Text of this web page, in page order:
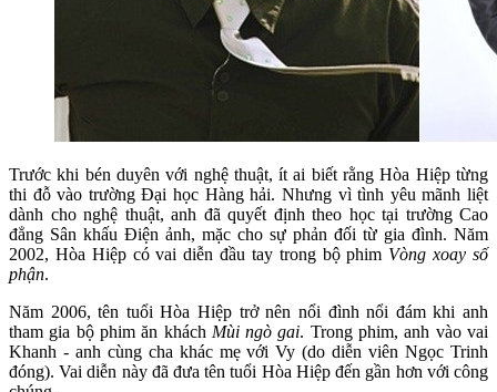
Trước khi bén duyên với nghệ thuật, ít ai biết rằng Hòa Hiệp từng
thi đỗ vào trường Đại học Hàng hải. Nhưng vì tình yêu mãnh liệt
dành cho nghệ thuật, anh đã quyết định theo học tại trường Cao
đẳng Sân khấu Điện ảnh, mặc cho sự phản đối từ gia đình. Năm
2002, Hòa Hiệp có vai diễn đầu tay trong bộ phim Vòng xoay số
phận.
Năm 2006, tên tuổi Hòa Hiệp trở nên nổi đình nổi đám khi anh
tham gia bộ phim ăn khách Mùi ngò gai. Trong phim, anh vào vai
Khanh - anh cùng cha khác mẹ với Vy (do diễn viên Ngọc Trinh
đóng). Vai diễn này đã đưa tên tuổi Hòa Hiệp đến gần hơn với công